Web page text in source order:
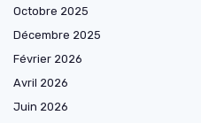
Octobre 2025
Décembre 2025
Février 2026
Avril 2026
Juin 2026